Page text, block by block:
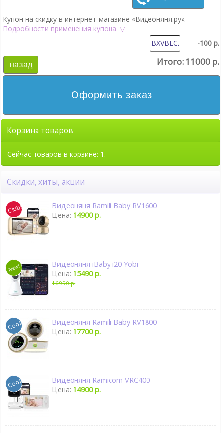
Купон на скидку в интернет-магазине «Видеоняня.ру».
Подробности применения купона
-100 р.
назад Итого: 11000 р.
Оформить заказ
Корзина товаров
Сейчас товаров в корзине: 1.
Скидки, хиты, акции
Видеоняня Ramili Baby RV1600
Цена: 14900 р.
Видеоняня iBaby i20 Yobi
Цена: 15490 р.
16990 р.
Видеоняня Ramili Baby RV1800
Цена: 17700 р.
Видеоняня Ramicom VRC400
Цена: 14900 р.